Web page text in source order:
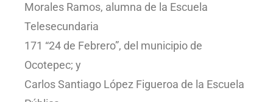
Morales Ramos, alumna de la Escuela
Telesecundaria
171 “24 de Febrero”, del municipio de
Ocotepec; y
Carlos Santiago López Figueroa de la Escuela